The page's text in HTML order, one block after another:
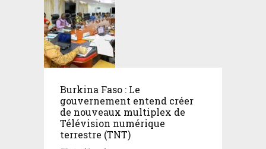
Burkina Faso : Le
gouvernement entend créer
de nouveaux multiplex de
Télévision numérique
terrestre (TNT)